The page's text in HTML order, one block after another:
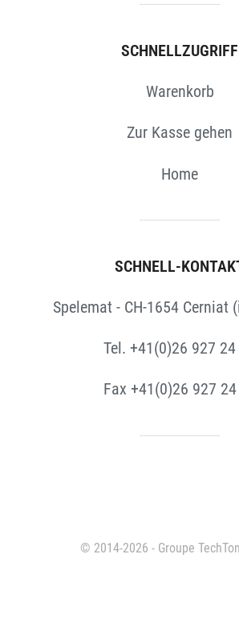
SCHNELLZUGRIFF
Warenkorb
Zur Kasse gehen
Home
SCHNELL-
Spelemat - CH-1654 Cerniat
Tel. +41(0)26 927 24
Fax +41(0)26 927
© 2014-2026 - Groupe